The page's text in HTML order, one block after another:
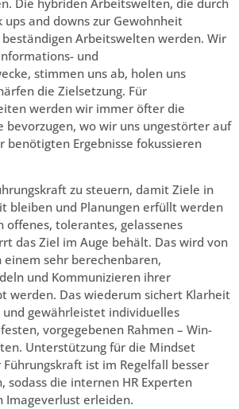
ups and downs zur Gewohnheit
Arbeitswelten werden. Wir
und
stimmen uns ab, holen uns
die Zielsetzung. Für
werden wir immer öfter die
bevorzugen, wo wir uns ungestörter auf
benötigten Ergebnisse fokussieren
zu steuern, damit Ziele in
bleiben und Planungen erfüllt werden
offenes, tolerantes, gelassenes
das Ziel im Auge behält. Das wird von
sehr berechenbaren,
und Kommunizieren ihrer
werden. Das wiederum sichert Klarheit
und gewährleistet individuelles
vorgegebenen Rahmen – Win-
Unterstützung für die Mindset
ist im Regelfall besser
sodass die internen HR Experten
Imageverlust erleiden.